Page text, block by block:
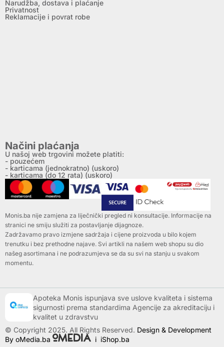
Narudžba, dostava i plaćanje
Privatnost
Reklamacije i povrat robe
Načini plaćanja
U našoj web trgovini možete platiti:
- pouzećem
- karticama (jednokratno) (uskoro)
- karticama (do 12 rata) (uskoro)
Monis.ba nije zamjena za liječnički pregled ni konsultacije. Informacije na
stranici ne smiju služiti za postavljanje dijagnoze.
Zadržavamo pravo izmjene sadržaja i cijene proizvoda u bilo kojem
trenutku i bez prethodne najave. Svi artikli na našem web shopu su dio
našeg asortimana i ne podrazumjeva se da su svi na stanju u svakom
momentu.
Apoteka Monis ispunjava sve uslove kvaliteta i sistema
sigurnosti prema standardima Agencije za akreditaciju i
kvalitet u zdravstvu
© Copyright 2025. All Rights Reserved. Design & Development
By oMedia.ba
i iShop.ba